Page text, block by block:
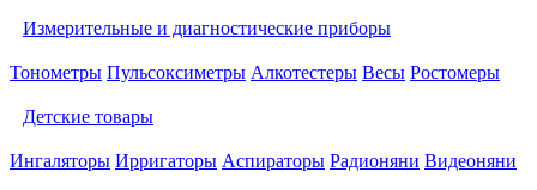
Измерительные и диагностические приборы
Тонометры Пульсоксиметры Алкотестеры Весы Ростомеры
Детские товары
Ингаляторы Ирригаторы Аспираторы Радионяни Видеоняни